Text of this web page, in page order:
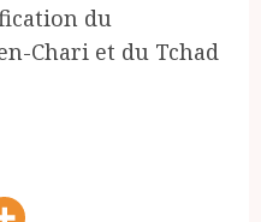
du
Chari et du Tchad